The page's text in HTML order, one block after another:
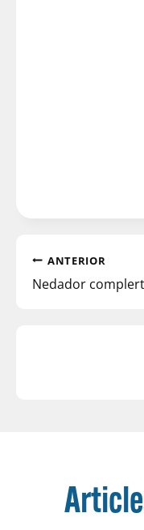
ANTERIOR
Nedador